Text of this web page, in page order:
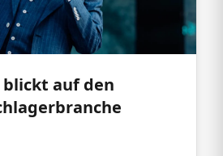
blickt auf den